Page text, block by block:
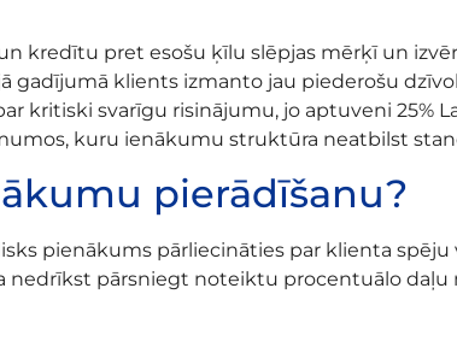
kredītu pret esošu ķīlu slēpjas mērķī un
gadījumā klients izmanto jau piederošu
kritiski svarīgu risinājumu, jo aptuveni 25%
kuru ienākumu struktūra neatbilst
pierādīšanu?
pienākums pārliecināties par klienta spēju
pārsniegt noteiktu procentuālo daļu